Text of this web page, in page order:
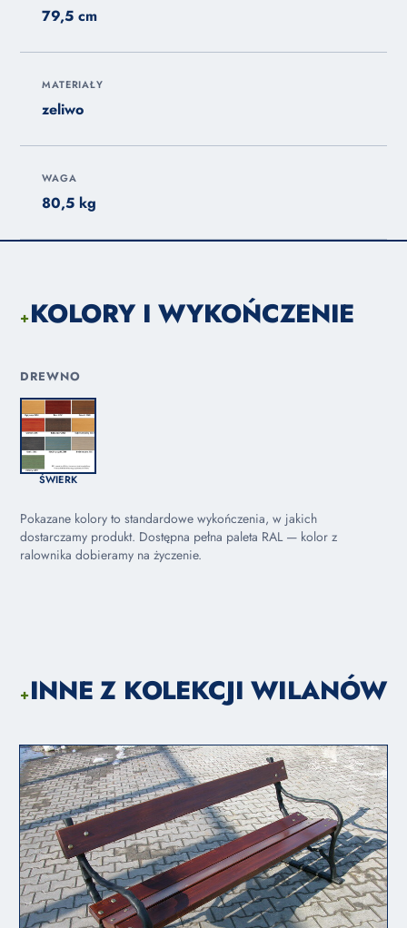
79,5 cm
MATERIAŁY
zeliwo
WAGA
80,5 kg
+KOLORY I WYKOŃCZENIE
DREWNO
ŚWIERK
Pokazane kolory to standardowe wykończenia, w jakich
dostarczamy produkt. Dostępna pełna paleta RAL — kolor z
ralownika dobieramy na życzenie.
+INNE Z KOLEKCJI WILANÓW